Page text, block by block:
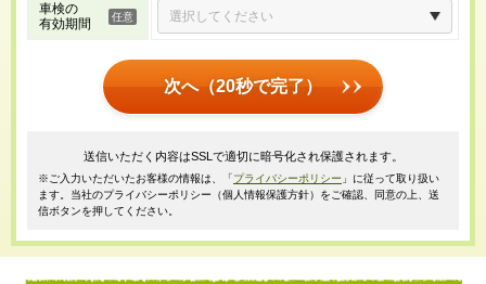
車検の
有効期間
次へ（20秒で完了）
送信いただく内容はSSLで適切に暗号化され保護されます。
※ご入力いただいたお客様の情報は、「プライバシーポリシー 」に従って取り扱い
ます。当社のプライバシーポリシー（個人情報保護方針）をご確認、同意の上、送
信ボタンを押してください。